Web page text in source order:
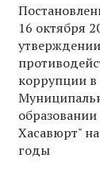
16 октября
коррупции в
Хасавюрт"
годы